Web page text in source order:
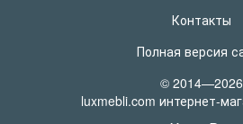
Контакты
Полная версия
© 2014—2026
luxmebli.com интернет-